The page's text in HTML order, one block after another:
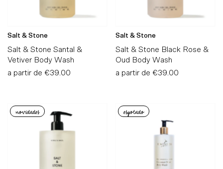
Preço, mais caros
Data, mais recentes
Salt & Stone
Salt & Stone Santal &
Vetiver Body Wash
Preço
a partir de €39.00
Salt & Stone
Salt & Stone Black Rose &
Oud Body Wash
Preço
a partir de €39.00
novidades esgotado